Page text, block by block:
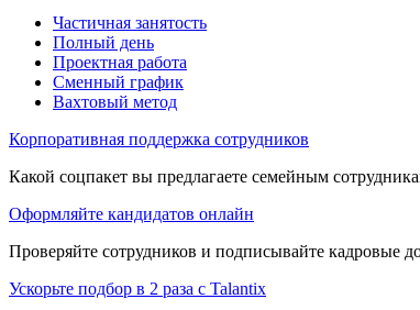
Частичная занятость
Полный день
Проектная работа
Сменный график
Вахтовый метод
Корпоративная поддержка сотрудников
Какой соцпакет вы предлагаете семейным
Оформляйте кандидатов онлайн
Проверяйте сотрудников и подписывайте кадровые
Ускорьте подбор в 2 раза с Talantix